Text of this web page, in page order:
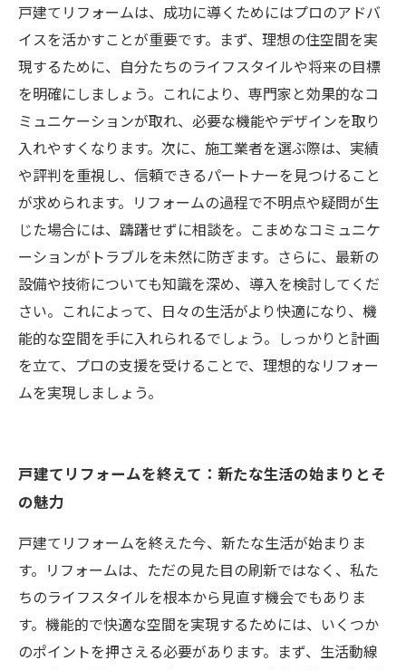
戸建てリフォームは、成功に導くためにはプロのアドバ
イスを活かすことが重要です。まず、理想の住空間を実
現するために、自分たちのライフスタイルや将来の目標
を明確にしましょう。これにより、専門家と効果的なコ
ミュニケーションが取れ、必要な機能やデザインを取り
入れやすくなります。次に、施工業者を選ぶ際は、実績
や評判を重視し、信頼できるパートナーを見つけること
が求められます。リフォームの過程で不明点や疑問が生
じた場合には、躊躇せずに相談を。こまめなコミュニケ
ーションがトラブルを未然に防ぎます。さらに、最新の
設備や技術についても知識を深め、導入を検討してくだ
さい。これによって、日々の生活がより快適になり、機
能的な空間を手に入れられるでしょう。しっかりと計画
を立て、プロの支援を受けることで、理想的なリフォー
ムを実現しましょう。
戸建てリフォームを終えて：新たな生活の始まりとそ
の魅力
戸建てリフォームを終えた今、新たな生活が始まりま
す。リフォームは、ただの見た目の刷新ではなく、私た
ちのライフスタイルを根本から見直す機会でもありま
す。機能的で快適な空間を実現するためには、いくつか
のポイントを押さえる必要があります。まず、生活動線